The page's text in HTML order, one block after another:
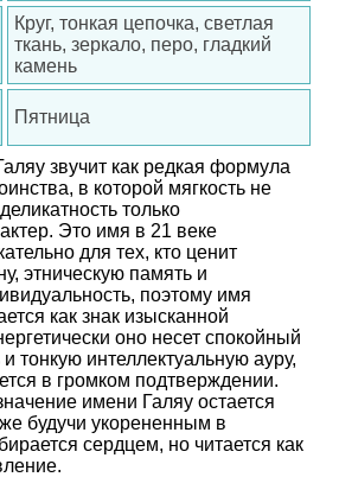
Круг, тонкая цепочка, светлая
ткань, зеркало, перо, гладкий
камень
Пятница
звучит как редкая формула
в которой мягкость не
только
Это имя в 21 веке
для тех, кто ценит
этническую память и
поэтому имя
как знак изысканной
оно несет спокойный
и тонкую интеллектуальную ауру,
в громком подтверждении.
имени Галяу остается
будучи укорененным в
сердцем, но читается как